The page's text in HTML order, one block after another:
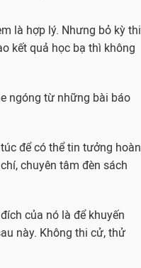
là hợp lý. Nhưng bỏ kỳ thi
kết quả học bạ thì không
ngóng từ những bài báo
để có thể tin tưởng hoàn
chuyên tâm đèn sách
của nó là để khuyến
này. Không thi cử, thử